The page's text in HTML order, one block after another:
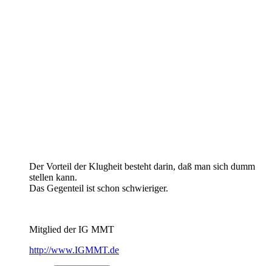
Der Vorteil der Klugheit besteht darin, daß man sich dumm
stellen kann.
Das Gegenteil ist schon schwieriger.
Mitglied der IG MMT
http://www.IGMMT.de